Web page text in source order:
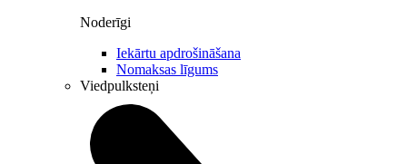
Noderīgi
Iekārtu apdrošināšana
Nomaksas līgums
Viedpulksteņi